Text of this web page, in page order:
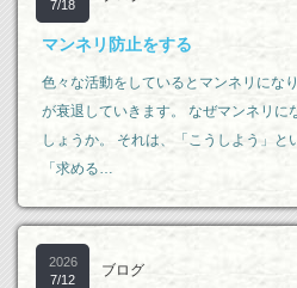
7/18
マンネリ防止をする
色々な活動をしているとマンネリにな
が衰退していきます。 なぜマンネリに
しょうか。 それは、「こうしよう」と
「求める…
2026
7/12
ブログ